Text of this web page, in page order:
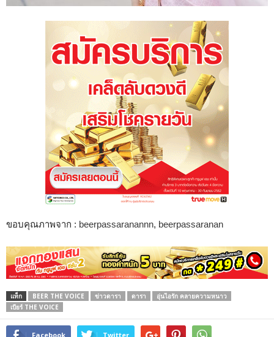
ขอบคุณภาพจาก : beerpassaranannn, beerpassaranan
แท็ก BEER THE VOICE ข่าวดารา ดารา
อุ่นไอรัก คลายความหนาว
เบียร์ THE VOICE
Facebook Twitter